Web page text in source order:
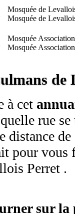
Mosquée de
Mosquée de
Mosquée
Mosquée
de
à cet
rue
distance
pour vous
Perret .
sur la